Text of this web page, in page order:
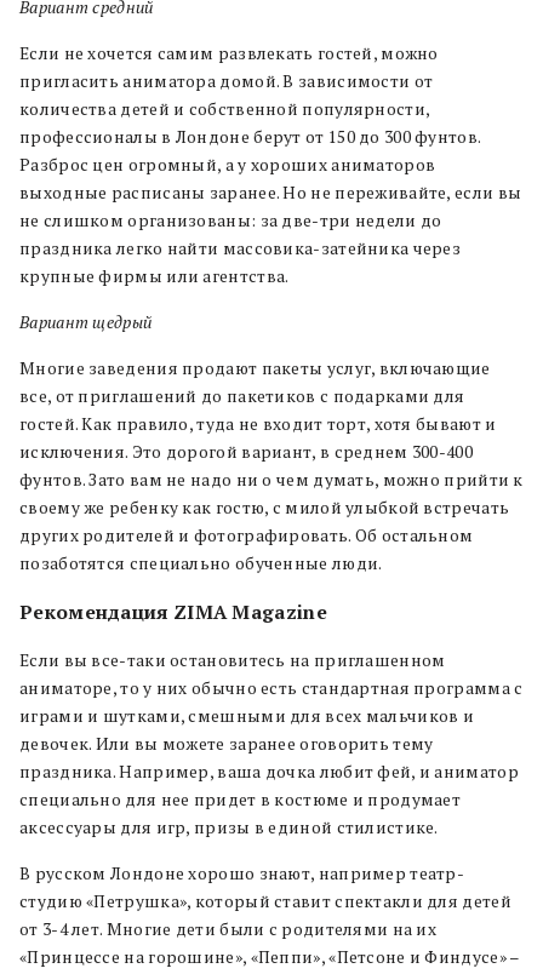
Вариант средний
Если не хочется самим развлекать гостей, можно
пригласить аниматора домой. В зависимости от
количества детей и собственной популярности,
профессионалы в Лондоне берут от 150 до 300 фунтов.
Разброс цен огромный, а у хороших аниматоров
выходные расписаны заранее. Но не переживайте, если вы
не слишком организованы: за две-три недели до
праздника легко найти массовика-затейника через
крупные фирмы или агентства.
Вариант щедрый
Многие заведения продают пакеты услуг, включающие
все, от приглашений до пакетиков с подарками для
гостей. Как правило, туда не входит торт, хотя бывают и
исключения. Это дорогой вариант, в среднем 300-400
фунтов. Зато вам не надо ни о чем думать, можно прийти к
своему же ребенку как гостю, с милой улыбкой встречать
других родителей и фотографировать. Об остальном
позаботятся специально обученные люди.
Рекомендация ZIMA Magazine
Если вы все-таки остановитесь на приглашенном
аниматоре, то у них обычно есть стандартная программа с
играми и шутками, смешными для всех мальчиков и
девочек. Или вы можете заранее оговорить тему
праздника. Например, ваша дочка любит фей, и аниматор
специально для нее придет в костюме и продумает
аксессуары для игр, призы в единой стилистике.
В русском Лондоне хорошо знают, например театр-
студию «Петрушка», который ставит спектакли для детей
от 3-4 лет. Многие дети были с родителями на их
«Принцессе на горошине», «Пеппи», «Петсоне и Финдусе» –